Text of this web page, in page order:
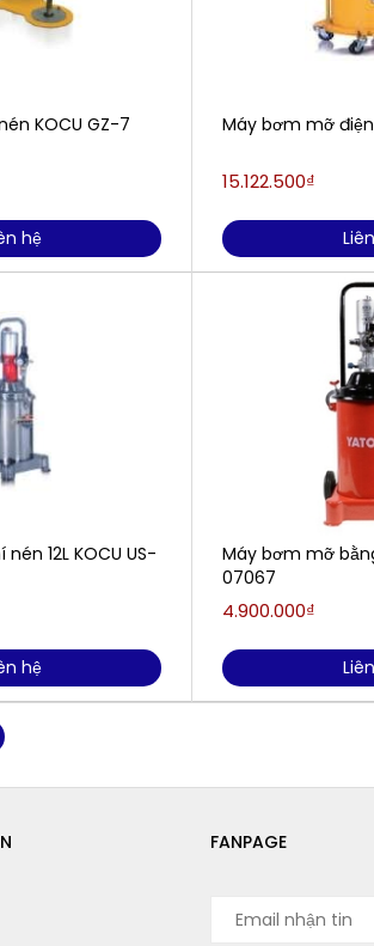
KOCU GZ-7
hệ
12L KOCU US-
hệ
Máy bơm mỡ
15.122.500₫
Máy bơm mỡ
07067
4.900.000₫
FANPAGE